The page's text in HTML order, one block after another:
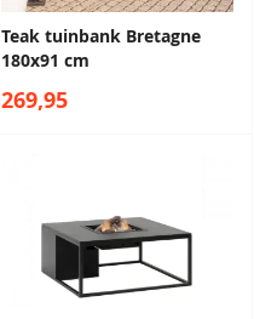
Teak tuinbank Bretagne
180x91 cm
269,95